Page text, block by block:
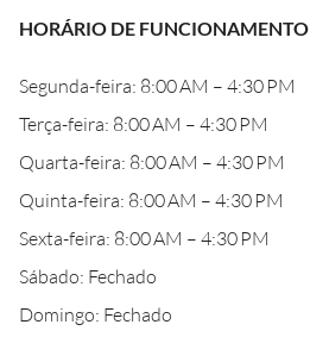
HORÁRIO DE FUNCIONAMENTO
Segunda-feira: 8:00 AM – 4:30 PM
Terça-feira: 8:00 AM – 4:30 PM
Quarta-feira: 8:00 AM – 4:30 PM
Quinta-feira: 8:00 AM – 4:30 PM
Sexta-feira: 8:00 AM – 4:30 PM
Sábado: Fechado
Domingo: Fechado